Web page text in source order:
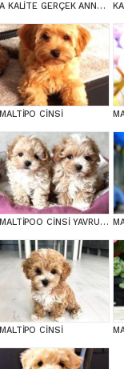
A KALİTE GERÇEK ANNE BABA MALTİPOO YAVRULAR
MALTİPO CİNSİ
MALTİPOO CİNSİ YAVRULAR EV ÜRETİMİ
MALTİPO CİNSİ